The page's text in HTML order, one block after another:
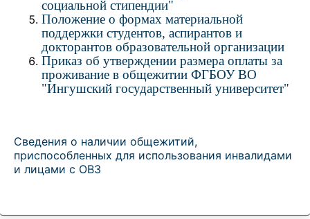
социальной стипендии"
Положение о формах материальной
поддержки студентов, аспирантов и
докторантов образовательной организации
Приказ об утверждении размера оплаты за
проживание в общежитии ФГБОУ ВО
"Ингушский государственный университет"
Сведения о наличии общежитий,
приспособленных для использования инвалидами
и лицами с ОВЗ